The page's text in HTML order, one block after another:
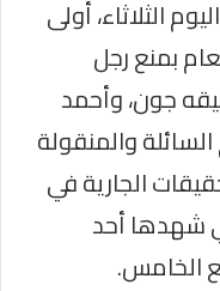
الثلاثاء، أولى
بمنع رجل
جون، وأحمد
والمنقولة
الجارية في
شهدها أحد
الخامس.